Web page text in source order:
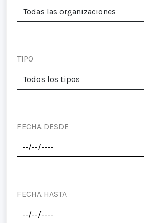
TIPO
FECHA DESDE
FECHA HASTA